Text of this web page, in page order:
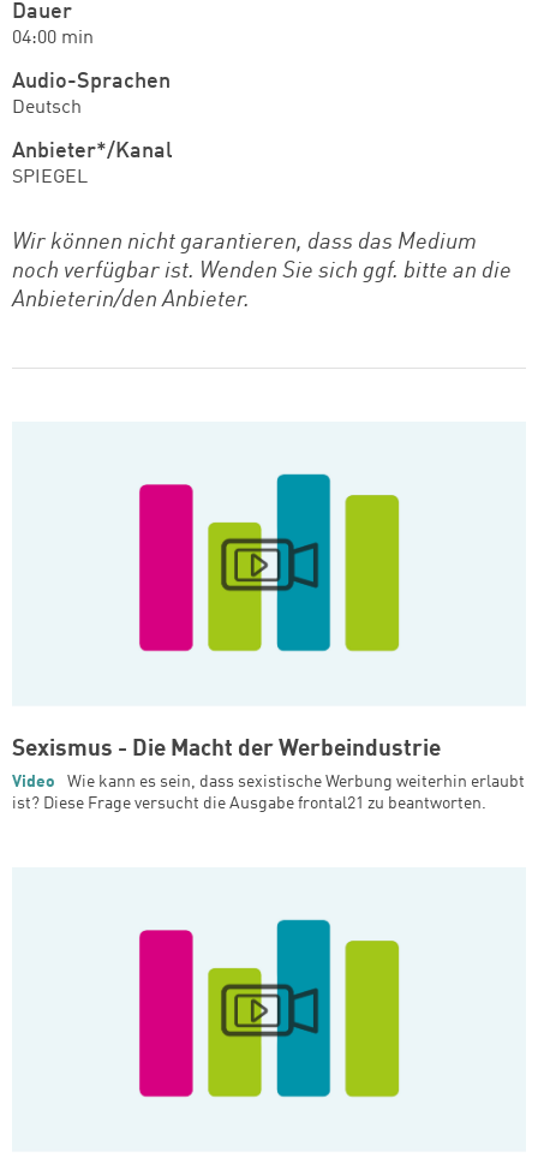
Dauer
04:00 min
Audio-Sprachen
Deutsch
Anbieter*/Kanal
SPIEGEL
Wir können nicht garantieren, dass das Medium
noch verfügbar ist. Wenden Sie sich ggf. bitte an die
Anbieterin/den Anbieter.
Sexismus - Die Macht der Werbeindustrie
Video
Wie kann es sein, dass sexistische Werbung weiterhin erlaubt
ist? Diese Frage versucht die Ausgabe frontal21 zu beantworten.